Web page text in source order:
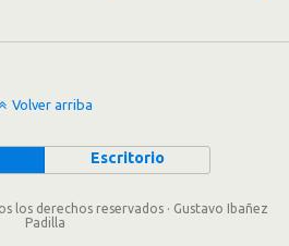
Volver arriba
Escritorio
los derechos reservados · Gustavo Ibañez
Padilla